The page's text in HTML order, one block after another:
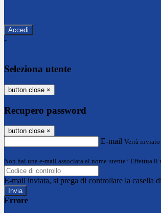
-
Seleziona utente
button close ×
Recupero password
button close ×
E-mail Verrà
Non hai una e-mail associata al nome utente? Effettua il
E-mail inviata, si prega di controllare la casella
Errore